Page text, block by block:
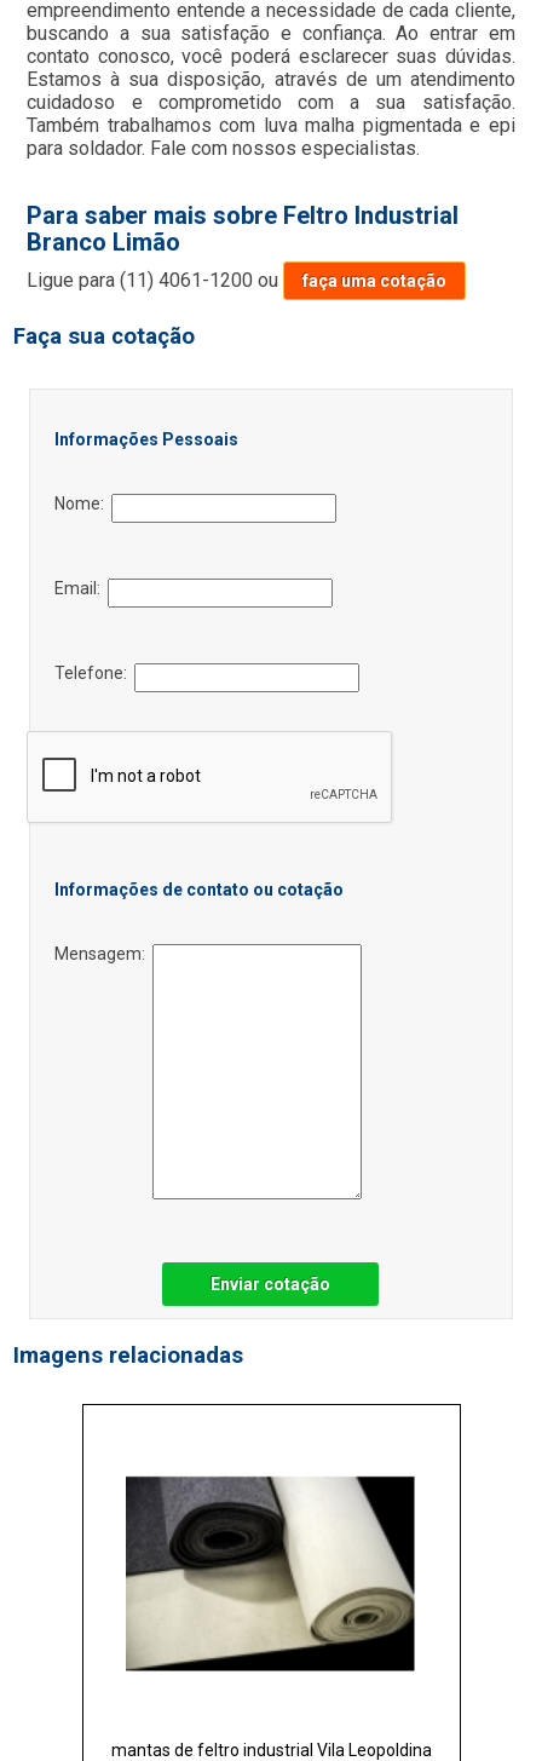
empreendimento entende a necessidade de cada cliente,
buscando a sua satisfação e confiança. Ao entrar em
contato conosco, você poderá esclarecer suas dúvidas.
Estamos à sua disposição, através de um atendimento
cuidadoso e comprometido com a sua satisfação.
Também trabalhamos com luva malha pigmentada e epi
para soldador. Fale com nossos especialistas.
Para saber mais sobre Feltro Industrial
Branco Limão
Ligue para(11) 4061-1200 ou faça uma cotação
Faça sua cotação
Informações Pessoais
Nome:
Email:
Telefone:
Informações de contato ou cotação
Mensagem:
Enviar cotação
Imagens relacionadas
mantas de feltro industrial Vila Leopoldina